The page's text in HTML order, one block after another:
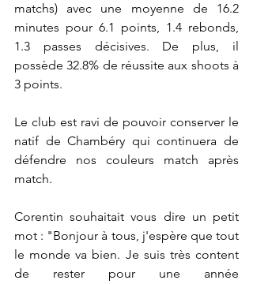
matchs) avec une moyenne de 16.2
minutes pour 6.1 points, 1.4 rebonds,
1.3 passes décisives. De plus, il
possède 32.8% de réussite aux shoots à
3 points.
Le club est ravi de pouvoir conserver le
natif de Chambéry qui continuera de
défendre nos couleurs match après
match.
Corentin souhaitait vous dire un petit
mot : "Bonjour à tous, j'espère que tout
le monde va bien. Je suis très content
de rester pour une année